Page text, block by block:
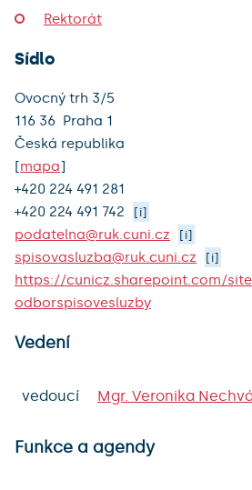
Rektorát
Sídlo
Ovocný trh 3/5
116 36 Praha 1
Česká republika
[mapa]
+420 224 491 281
+420 224 491 742 [i]
podatelna@ruk.cuni.cz [i]
spisovasluzba@ruk.cuni.cz [i]
https://cunicz.sharepoint.com/
odborspisovesluzby
Vedení
vedoucí Mgr. Veronika
Funkce a agendy